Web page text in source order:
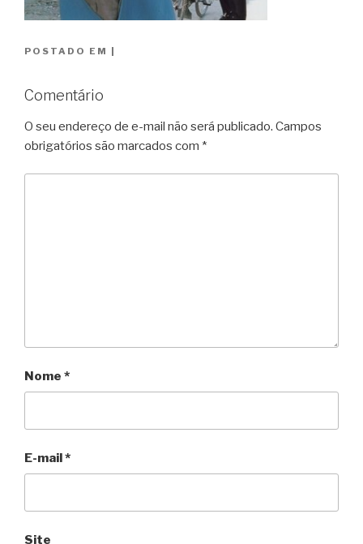
POSTADO EM
Comentário
O seu endereço de e-mail não será publicado. Campos
obrigatórios são marcados com *
Nome *
E-mail*
Site